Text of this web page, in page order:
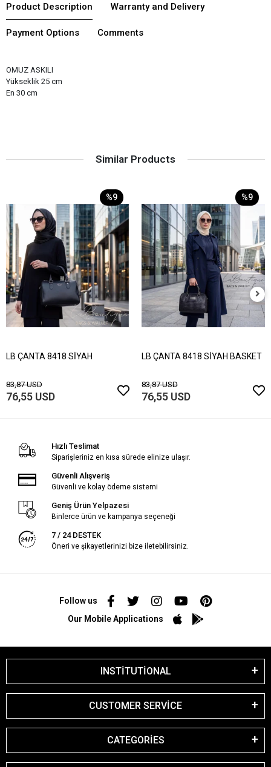
Product Description Warranty and Delivery
Payment Options Comments
OMUZ ASKILI
Yükseklik 25 cm
En 30 cm
Similar Products
%9
LB ÇANTA 8418 SİYAH
83,87 USD
76,55 USD
%9
LB ÇANTA 8418 SİYAH BASKET
83,87 USD
76,55 USD
Hızlı Teslimat
Siparişleriniz en kısa sürede elinize ulaşır.
Güvenli Alışveriş
Güvenli ve kolay ödeme sistemi
Geniş Ürün Yelpazesi
Binlerce ürün ve kampanya seçeneği
7 / 24 DESTEK
Öneri ve şikayetlerinizi bize iletebilirsiniz.
Follow us
Our Mobile Applications
INSTİTUTİONAL
CUSTOMER SERVİCE
CATEGORİES